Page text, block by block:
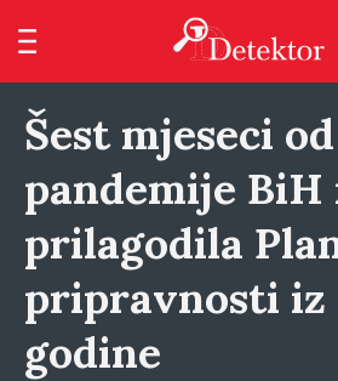
Šest mjeseci
pandemije BiH
prilagodila
pripravnosti iz
godine